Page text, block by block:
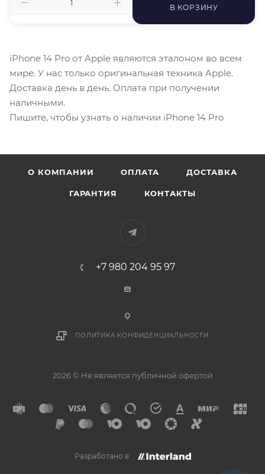
В КОРЗИНУ
iPhone 14 Pro от Apple являются эталоном во всем
мире. У нас только оригинальная техника Apple.
Доставка день в день. Оплата при получении
наличными.
Пишите, чтобы узнать о наличии iPhone 14 Pro
О КОМПАНИИ ОПЛАТА ДОСТАВКА
ГАРАНТИЯ КОНТАКТЫ
+7 980 204 95 97
ПОЛИТИКА КОНФИДЕНЦИАЛЬНОСТИ
2026 © Не является публичной офертой
Разработано в